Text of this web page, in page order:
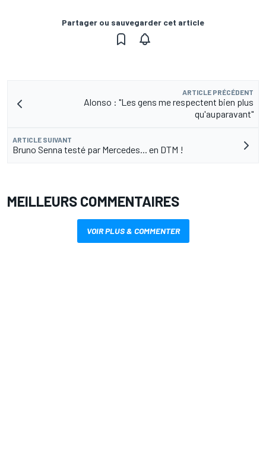
Partager ou sauvegarder cet article
ARTICLE PRÉCÉDENT
Alonso : "Les gens me respectent bien plus
qu'auparavant"
ARTICLE SUIVANT
Bruno Senna testé par Mercedes... en DTM !
MEILLEURS COMMENTAIRES
VOIR PLUS & COMMENTER